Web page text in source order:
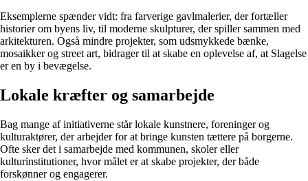
Eksemplerne spænder vidt: fra farverige gavlmalerier, der fortæller
historier om byens liv, til moderne skulpturer, der spiller sammen med
arkitekturen. Også mindre projekter, som udsmykkede bænke,
mosaikker og street art, bidrager til at skabe en oplevelse af, at Slagelse
er en by i bevægelse.
Lokale kræfter og samarbejde
Bag mange af initiativerne står lokale kunstnere, foreninger og
kulturaktører, der arbejder for at bringe kunsten tættere på borgerne.
Ofte sker det i samarbejde med kommunen, skoler eller
kulturinstitutioner, hvor målet er at skabe projekter, der både
forskønner og engagerer.